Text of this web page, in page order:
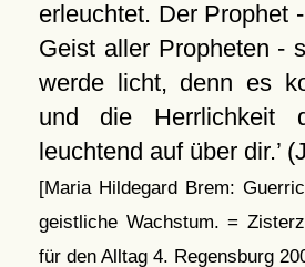
erleuchtet. Der Prophet
Geist aller Propheten -
werde licht, denn es
und die Herrlichkeit
leuchtend auf über dir.
[Maria Hildegard Brem:
geistliche Wachstum. =
für den Alltag 4. Regensburg